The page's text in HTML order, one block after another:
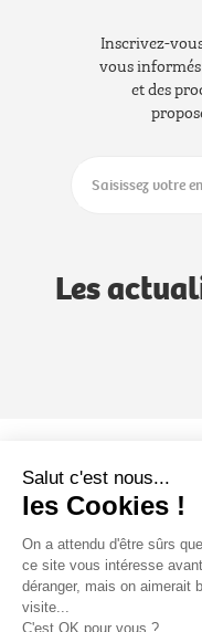
Inscrivez-
vous informés
et des
Les
Devenez formateur
Salut c'est nous...
les Cookies !
On a attendu d'être sûrs
ce site vous intéresse
déranger, mais on aimerait
visite...
C'est OK pour vous ?